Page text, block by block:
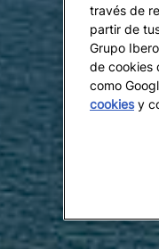
través de
partir de
Grupo
de cookies
como
cookiesy